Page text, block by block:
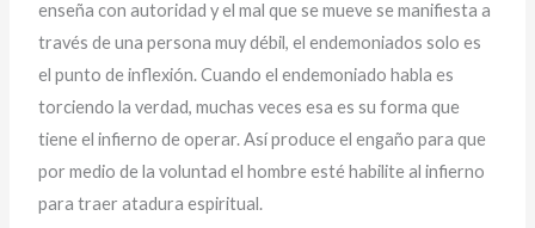
enseña con autoridad y el mal que se mueve se manifiesta a
través de una persona muy débil, el endemoniados solo es
el punto de inflexión. Cuando el endemoniado habla es
torciendo la verdad, muchas veces esa es su forma que
tiene el infierno de operar. Así produce el engaño para que
por medio de la voluntad el hombre esté habilite al infierno
para traer atadura espiritual.